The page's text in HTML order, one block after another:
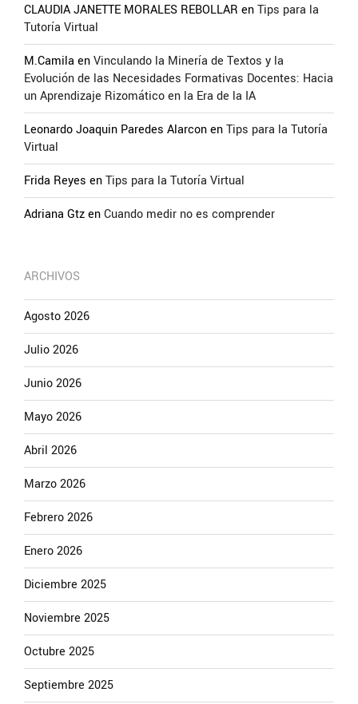
CLAUDIA JANETTE MORALES REBOLLAR enTips para la
Tutoría Virtual
M.Camila enVinculando la Minería de Textos y la
Evolución de las Necesidades Formativas Docentes: Hacia
un Aprendizaje Rizomático en la Era de la IA
Leonardo Joaquin Paredes AlarconenTips para la Tutoría
Virtual
Frida Reyes enTips para la Tutoría Virtual
Adriana GtzenCuando medir no es comprender
ARCHIVOS
Agosto 2026
Julio 2026
Junio 2026
Mayo 2026
Abril 2026
Marzo 2026
Febrero 2026
Enero 2026
Diciembre 2025
Noviembre 2025
Octubre 2025
Septiembre 2025